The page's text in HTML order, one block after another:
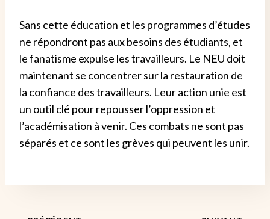
Sans cette éducation et les programmes d’études
ne répondront pas aux besoins des étudiants, et
le fanatisme expulse les travailleurs. Le NEU doit
maintenant se concentrer sur la restauration de
la confiance des travailleurs. Leur action unie est
un outil clé pour repousser l’oppression et
l’académisation à venir. Ces combats ne sont pas
séparés et ce sont les grèves qui peuvent les unir.